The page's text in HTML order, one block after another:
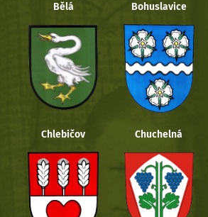
Bělá Bohuslavice
Chlebičov Chuchelná